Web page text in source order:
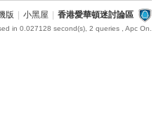
版 小黑屋 香港愛華頓迷討論區
in 0.027128 second(s), 2 queries , Apc On.